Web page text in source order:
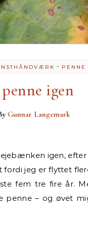
- PENNE
igen
Gunnar Langemark
jeg er flyttet
fem tre fire år.
– og øvet